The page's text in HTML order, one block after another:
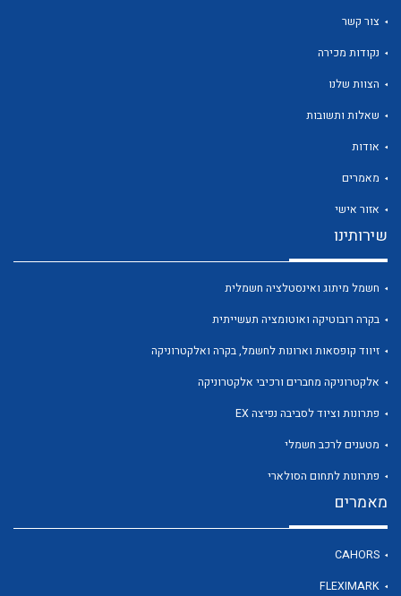
לכל מוצרי היצרן
צור קשר
נקודות מכירה
הצוות שלנו
שאלות ותשובות
אודות
מאמרים
אזור אישי
שירותינו
חשמל מיתוג ואינסטלציה חשמלית
בקרה רובוטיקה ואוטומציה תעשייתית
זיווד קופסאות וארונות לחשמל, בקרה ואלקטרוניקה
אלקטרוניקה מחברים ורכיבי אלקטרוניקה
פתרונות וציוד לסביבה נפיצה EX
מטענים לרכב חשמלי
פתרונות לתחום הסולארי
מאמרים
CAHORS
FLEXIMARK